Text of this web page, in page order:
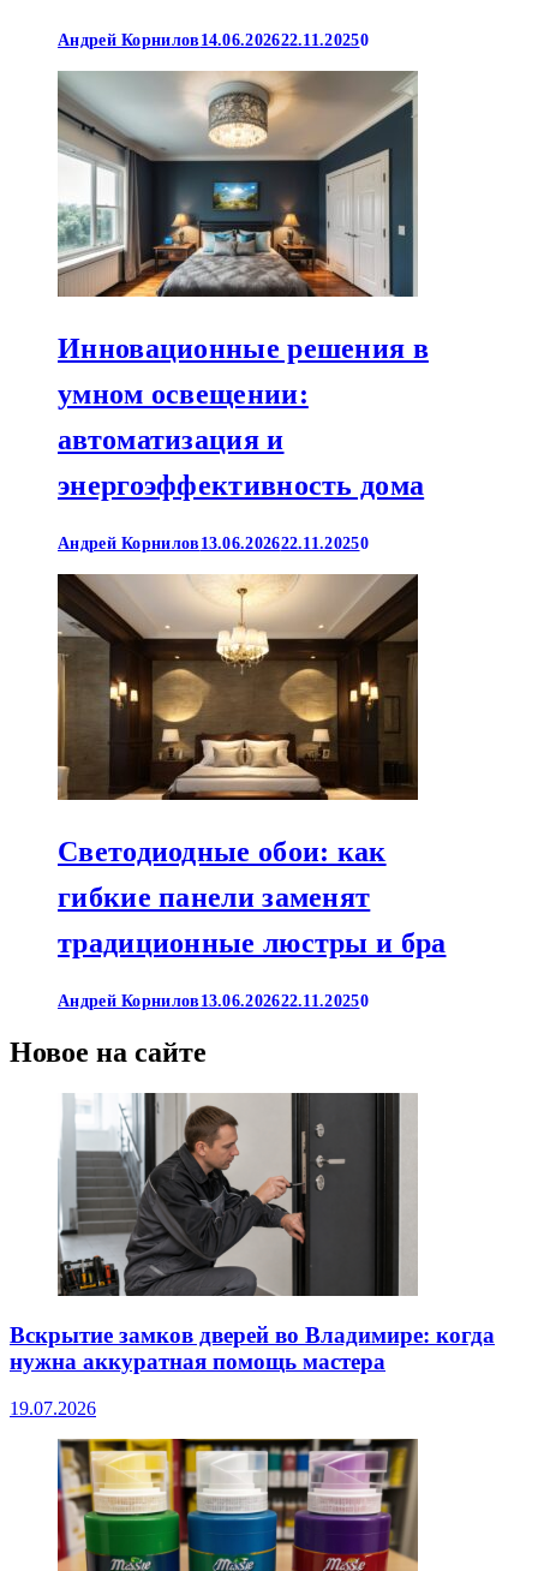
Андрей Корнилов 14.06.202622.11.20250
Инновационные решения в
умном освещении:
автоматизация и
энергоэффективность дома
Андрей Корнилов 13.06.202622.11.20250
Светодиодные обои: как
гибкие панели заменят
традиционные люстры и бра
Андрей Корнилов 13.06.202622.11.20250
Новое на сайте
Вскрытие замков дверей во Владимире: когда
нужна аккуратная помощь мастера
19.07.2026